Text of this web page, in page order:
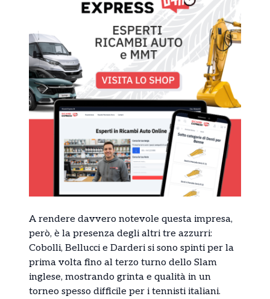
A rendere davvero notevole questa impresa,
però, è la presenza degli altri tre azzurri:
Cobolli, Bellucci e Darderi si sono spinti per la
prima volta fino al terzo turno dello Slam
inglese, mostrando grinta e qualità in un
torneo spesso difficile per i tennisti italiani.